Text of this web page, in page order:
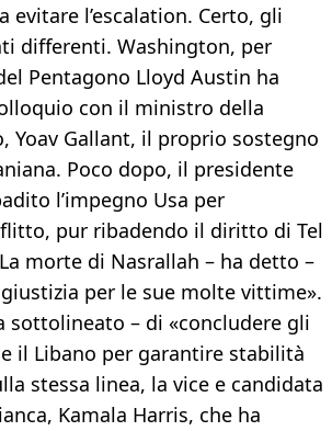
evitare l’escalation. Certo, gli
differenti. Washington, per
Pentagono Lloyd Austin ha
con il ministro della
Yoav Gallant, il proprio sostegno
Poco dopo, il presidente
l’impegno Usa per
pur ribadendo il diritto di Tel
morte di Nasrallah – ha detto –
per le sue molte vittime».
sottolineato – di «concludere gli
il Libano per garantire stabilità
stessa linea, la vice e candidata
Kamala Harris, che ha